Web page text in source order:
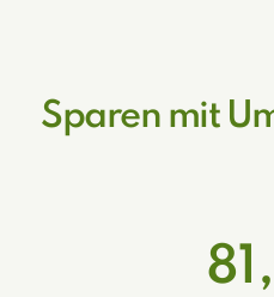
Sparen mit